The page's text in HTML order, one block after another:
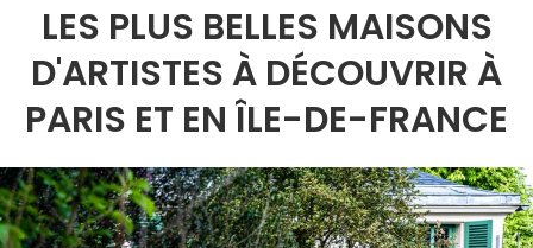
LES PLUS BELLES MAISONS
D'ARTISTES À DÉCOUVRIR À
PARIS ET EN ÎLE-DE-FRANCE